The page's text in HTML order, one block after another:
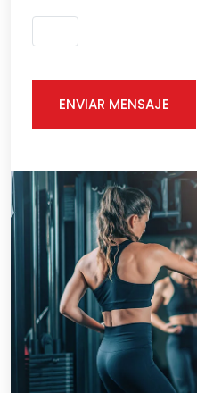
ENVIAR MENSAJE